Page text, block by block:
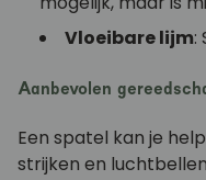
Vloeibare lijm:
Aanbevolen
Een spatel kan je
strijken en